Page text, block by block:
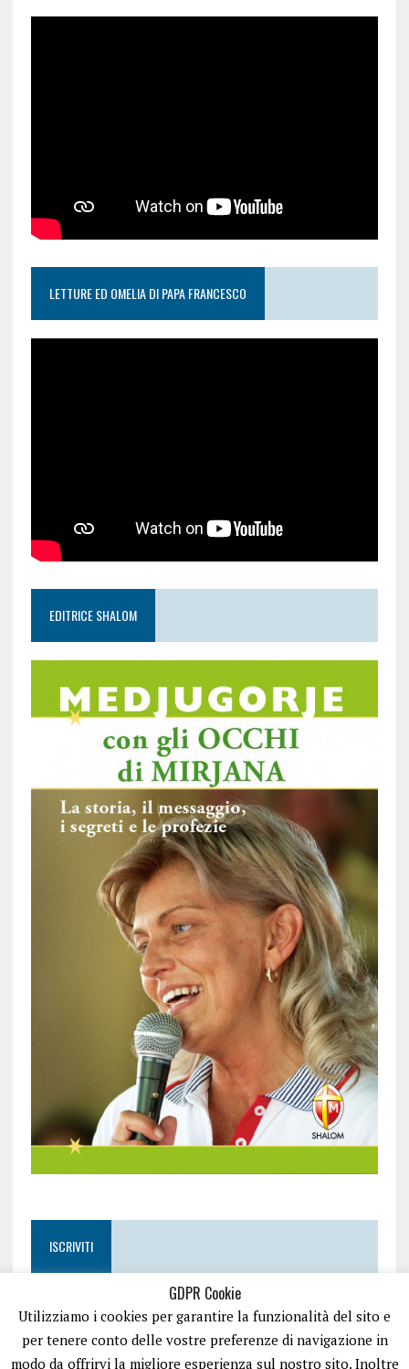
LETTURE ED OMELIA DI PAPA FRANCESCO
EDITRICE SHALOM
ISCRIVITI
GDPR Cookie
Utilizziamo i cookies per garantire la funzionalità del sito e
per tenere conto delle vostre preferenze di navigazione in
modo da offrirvi la migliore esperienza sul nostro sito. Inoltre